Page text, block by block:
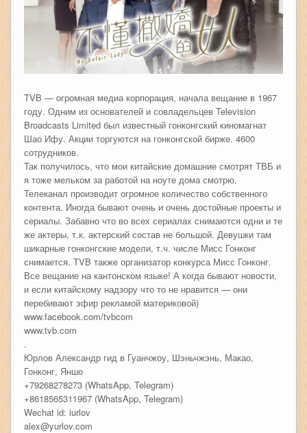
TVB — огромная медиа корпорация, начала вещание в 1967
году. Одним из основателей и совладельцев Television
Broadcasts Limited был известный гонконгский киномагнат
Шао Ифу. Акции торгуются на гонконгской бирже. 4600
сотрудников.
Так получилось, что мои китайские домашние смотрят ТВБ и
я тоже мельком за работой на ноуте дома смотрю.
Телеканал производит огромное количество собственного
контента. Иногда бывают очень и очень достойные проекты и
сериалы. Забавно что во всех сериалах снимаются одни и те
же актеры, т.к. актерский состав не большой. Девушки там
шикарные гонконгские модели, т.ч. числе Мисс Гонконг
снимается. TVB также организатор конкурса Мисс Гонконг.
Все вещание на кантонском языке! А когда бывают новости,
и если китайскому надзору что то не нравится — они
перебивают эфир рекламой материковой)
www.facebook.com/tvbcom
www.tvb.com
.
Юрлов Александр гид в Гуанчжоу, Шэньчжэнь, Макао,
Гонконг, Яншо
+79268278273 (WhatsApp, Telegram)
+8618565311967 (WhatsApp, Telegram)
Wechat id: iurlov
alex@yurlov.com